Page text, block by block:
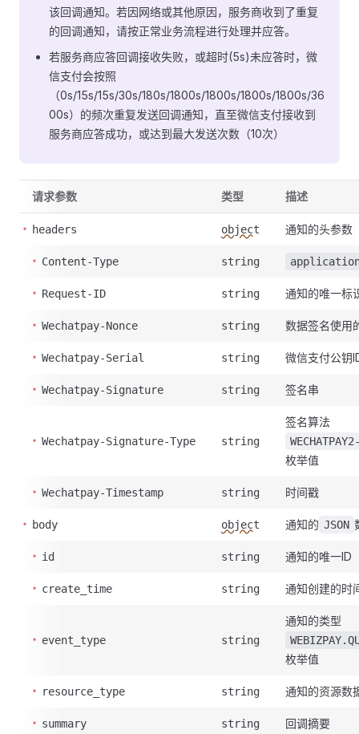
该回调通知。若因网络或其他原因，服务商收到了重复
的回调通知，请按正常业务流程进行处理并应答。
若服务商应答回调接收失败，或超时(5s)未应答时，微
信支付会按照
（0s/15s/15s/30s/180s/1800s/1800s/1800s/1800s/36
00s）的频次重复发送回调通知，直至微信支付接收到
服务商应答成功，或达到最大发送次数（10次）
请求参数 类型 描述
headers object 通知的头参数
Content-Type string
Request-ID string 通知的唯一标
Wechatpay-Nonce string 数据签名使用
Wechatpay-Serial string 微信支付公钥
Wechatpay-Signature string 签名串
Wechatpay-Signature-Type string
签名算法
枚举值
Wechatpay-Timestamp string 时间戳
body object 通知的 JSON
id string 通知的唯一ID
create_time string 通知创建的时
event_type string
通知的类型
枚举值
resource_type string 通知的资源数
summary string 回调摘要